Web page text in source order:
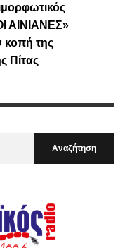
ΑΙΝΙΑΝΕΣ»
κοπή της
Πίτας